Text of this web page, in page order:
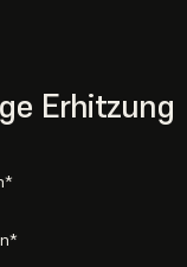
Erhitzung